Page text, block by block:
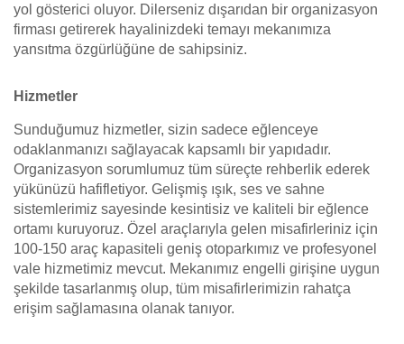
yol gösterici oluyor. Dilerseniz dışarıdan bir organizasyon
firması getirerek hayalinizdeki temayı mekanımıza
yansıtma özgürlüğüne de sahipsiniz.
Hizmetler
Sunduğumuz hizmetler, sizin sadece eğlenceye
odaklanmanızı sağlayacak kapsamlı bir yapıdadır.
Organizasyon sorumlumuz tüm süreçte rehberlik ederek
yükünüzü hafifletiyor. Gelişmiş ışık, ses ve sahne
sistemlerimiz sayesinde kesintisiz ve kaliteli bir eğlence
ortamı kuruyoruz. Özel araçlarıyla gelen misafirleriniz için
100-150 araç kapasiteli geniş otoparkımız ve profesyonel
vale hizmetimiz mevcut. Mekanımız engelli girişine uygun
şekilde tasarlanmış olup, tüm misafirlerimizin rahatça
erişim sağlamasına olanak tanıyor.